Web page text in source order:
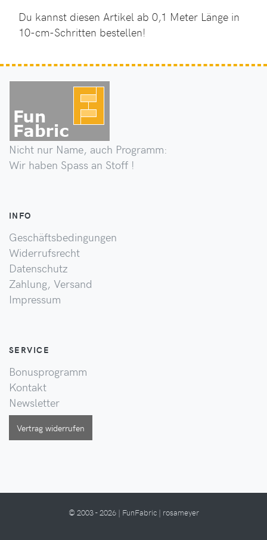
Du kannst diesen Artikel ab 0,1 Meter Länge in
10-cm-Schritten bestellen!
Nicht nur Name, auch Programm:
Wir haben Spass an Stoff !
INFO
Geschäftsbedingungen
Widerrufsrecht
Datenschutz
Zahlung, Versand
Impressum
SERVICE
Bonusprogramm
Kontakt
Newsletter
Vertrag widerrufen
© 2003 - 2026 | FunFabric | rosameyer